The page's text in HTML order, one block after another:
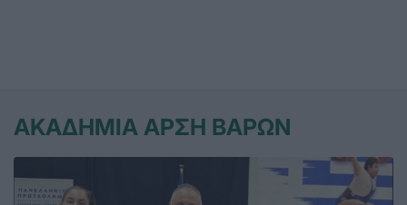
ΑΚΑΔΗΜΙΑ ΑΡΣΗ ΒΑΡΩΝ